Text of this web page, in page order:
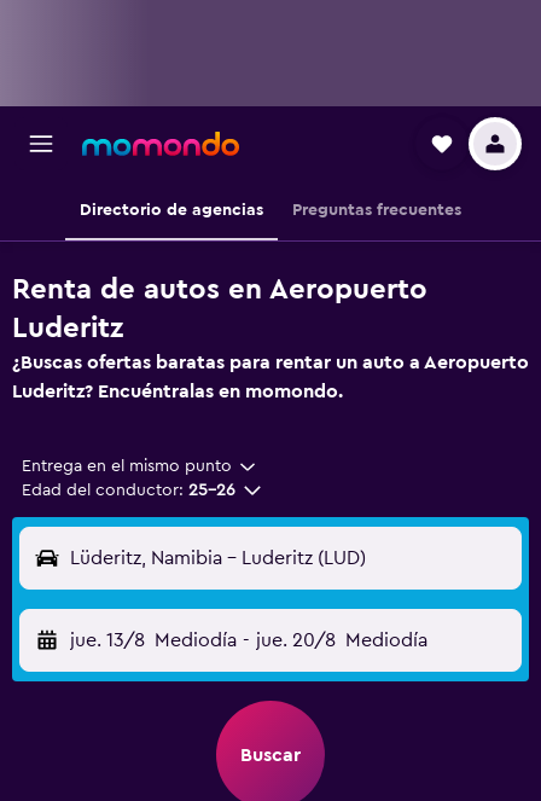
Directorio de agencias Preguntas frecuentes
Renta de autos en Aeropuerto
Luderitz
¿Buscas ofertas baratas para rentar un auto a Aeropuerto
Luderitz? Encuéntralas en momondo.
Entrega en el mismo punto
Edad del conductor: 25-26
Lüderitz, Namibia - Luderitz (LUD)
jue. 13/8 Mediodía - jue. 20/8 Mediodía
Buscar